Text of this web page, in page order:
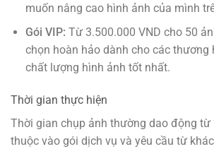
muốn nâng cao hình ảnh của mình
Gói VIP: Từ 3.500.000 VND cho 50
chọn hoàn hảo dành cho các thương
chất lượng hình ảnh tốt nhất.
Thời gian thực hiện
Thời gian chụp ảnh thường dao động từ
thuộc vào gói dịch vụ và yêu cầu từ